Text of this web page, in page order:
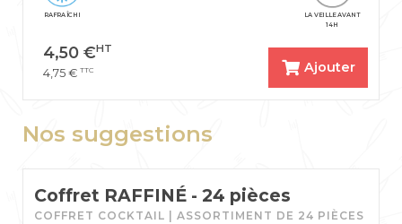
LA VEILLE AVANT
14H
RAFRAÎCHI
4,50 €HT
4,75 € TTC Ajouter
Nos suggestions
Coffret RAFFINÉ - 24 pièces
COFFRET COCKTAIL | ASSORTIMENT DE 24 PIÈCES